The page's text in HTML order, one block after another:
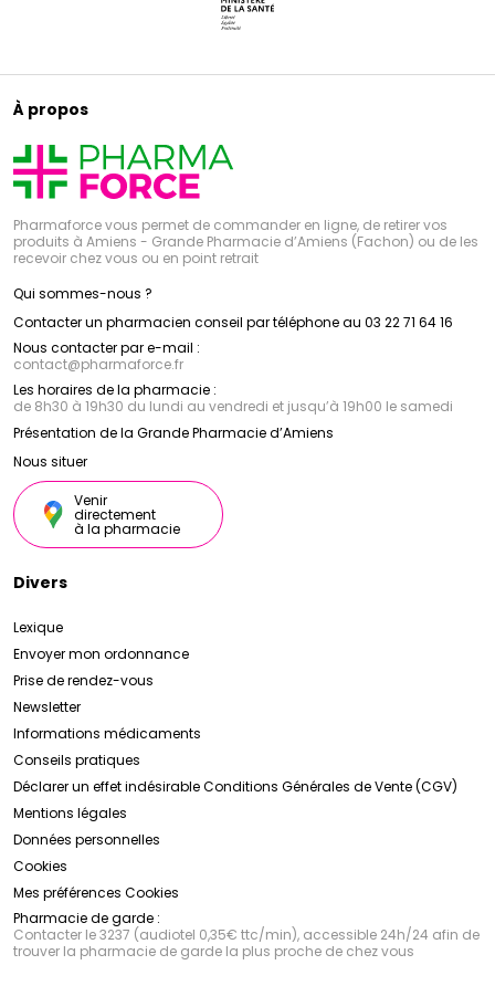
À propos
Pharmaforce vous permet de commander en ligne, de retirer vos
produits à Amiens - Grande Pharmacie d’Amiens (Fachon) ou de les
recevoir chez vous ou en point retrait
Qui sommes-nous ?
Contacter un pharmacien conseil par téléphone au 03 22 71 64 16
Nous contacter par e-mail :
contact@pharmaforce.fr
Les horaires de la pharmacie :
de 8h30 à 19h30 du lundi au vendredi et jusqu’à 19h00 le samedi
Présentation de la Grande Pharmacie d’Amiens
Nous situer
Venir
directement
à la pharmacie
Divers
Lexique
Envoyer mon ordonnance
Prise de rendez-vous
Newsletter
Informations médicaments
Conseils pratiques
Déclarer un effet indésirableConditions Générales de Vente (CGV)
Mentions légales
Données personnelles
Cookies
Mes préférences Cookies
Pharmacie de garde :
Contacter le 3237 (audiotel 0,35€ ttc/min), accessible 24h/24 afin de
trouver la pharmacie de garde la plus proche de chez vous